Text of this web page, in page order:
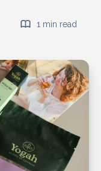
1 min read